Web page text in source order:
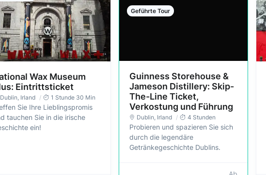
Wax Museum
Eintrittsticket
Dublin , Irland 1 Stunde 30 Min
Sie Ihre Lieblingspromis
tauchen Sie in die irische
ein!
Geführte Tour
Guinness Storehouse &
Jameson Distillery: Skip-
The-Line Ticket,
Verkostung und Führung
Dublin , Irland 4 Stunden
Probieren und spazieren Sie sich
durch die legendäre
Getränkegeschichte Dublins.